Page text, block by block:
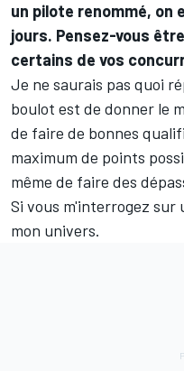
un pilote renommé, on
jours. Pensez-vous
certains de vos
Je ne saurais pas quoi
boulot est de donner le
de faire de bonnes
maximum de points
même de faire des
Si vous m'interrogez sur
mon univers.